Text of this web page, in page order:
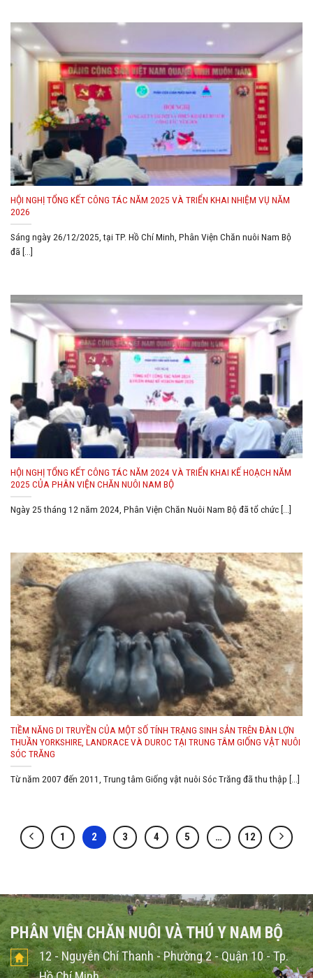
HỘI NGHỊ TỔNG KẾT CÔNG TÁC NĂM 2025 VÀ TRIỂN KHAI NHIỆM VỤ NĂM
2026
Sáng ngày 26/12/2025, tại TP. Hồ Chí Minh, Phân Viện Chăn nuôi Nam Bộ
đã [...]
HỘI NGHỊ TỔNG KẾT CÔNG TÁC NĂM 2024 VÀ TRIỂN KHAI KẾ HOẠCH NĂM
2025 CỦA PHÂN VIỆN CHĂN NUÔI NAM BỘ
Ngày 25 tháng 12 năm 2024, Phân Viện Chăn Nuôi Nam Bộ đã tổ chức [...]
TIỀM NĂNG DI TRUYỀN CỦA MỘT SỐ TÍNH TRẠNG SINH SẢN TRÊN ĐÀN LỢN
THUẦN YORKSHIRE, LANDRACE VÀ DUROC TẠI TRUNG TÂM GIỐNG VẬT NUÔI
SÓC TRĂNG
Từ năm 2007 đến 2011, Trung tâm Giống vật nuôi Sóc Trăng đã thu thập [...]
1 2 3 4 5 … 12
PHÂN VIỆN CHĂN NUÔI VÀ THÚ Y NAM BỘ
12 - Nguyễn Chí Thanh - Phường 2 - Quận 10 - Tp.